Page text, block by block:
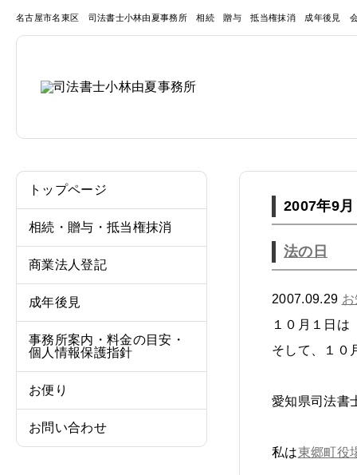
名古屋市名東区 司法書士小林由夏事務所 相続 贈与 抵当権抹消 成年後見
トップページ
相続・贈与・抵当権抹消
商業法人登記
成年後見
事務所案内・料金の目安・
個人情報保護指針
お便り
お問い合わせ
2007年9月
法の日
2007.09.29
１０月１日は
そして、１０
愛知県司法書
私は東郷町役